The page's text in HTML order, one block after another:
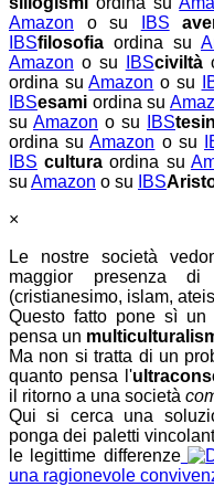
Amazon o su IBS
IBSfilosofia ordina su
Amazon o su IBSciviltà
ordina suAmazon o su
IBSesami ordina su
su Amazon o su IBS
ordina suAmazon o su
IBS cultura ordina su
su Amazon o su IBS
×
Le nostre società
maggior presenza di
(cristianesimo, islam,
Questo fatto pone sì un
pensa un
Ma non si tratta di un
quanto pensa l'
il ritorno a una società
Qui si cerca una
ponga dei paletti
le legittime differenze
una ragionevole